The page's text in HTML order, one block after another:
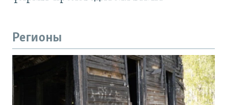
Регионы